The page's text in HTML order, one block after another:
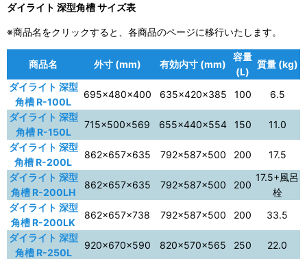
ダイライト 深型角槽 サイズ表
※商品名をクリックすると、各商品のページに移行いたします。
商品名 外寸 (mm) 有効内寸 (mm)
容量
(L)
質量 (kg)
ダイライト 深型
角槽 R-100L
695×480×400 635×420×385 100
6.5
ダイライト 深型
角槽 R-150L
715×500×569 655×440×554 150
11.0
ダイライト 深型
角槽 R-200L
862×657×635 792×587×500 200
17.5
ダイライト 深型
角槽 R-200LH
862×657×635 792×587×500 200
17.5+風呂
栓
ダイライト 深型
角槽 R-200LK
862×657×738 792×587×500 200
33.5
ダイライト 深型
角槽 R-250L
920×670×590 820×570×565 250
22.0